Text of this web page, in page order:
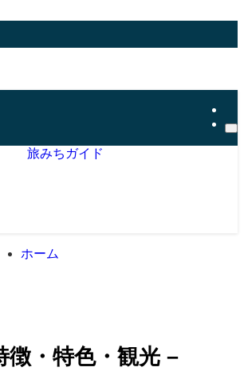
旅みちガイド
ホーム
徴・特色・観光 –